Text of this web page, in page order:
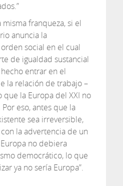
misma franqueza, si el
anuncia la
social en el cual
de igualdad sustancial
entrar en el
la relación de trabajo –
la Europa del XXI no
eso, antes que la
sea irreversible,
la advertencia de un
no debiera
democrático, lo que
ya no sería Europa”.